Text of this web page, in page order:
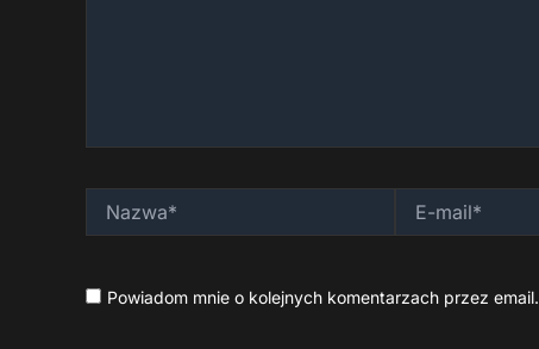
mail*
Powiadom mnie o kolejnych komentarzach przez email.